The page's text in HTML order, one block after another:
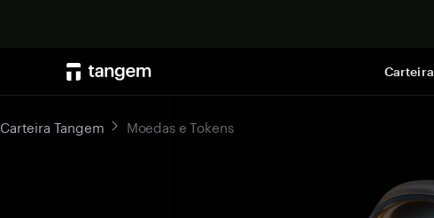
Carteira
Carteira Tangem Moedas e Tokens